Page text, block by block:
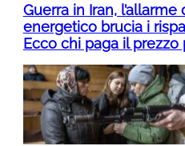
Guerra in Iran,
energetico brucia i
Ecco chi paga il prezzo